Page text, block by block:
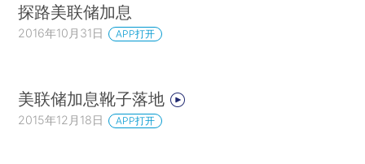
探路美联储加息
2016年10月31日 APP打开
美联储加息靴子落地
2015年12月18日 APP打开